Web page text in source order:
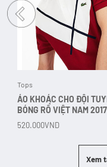
Tops
ÁO KHOÁC CHO ĐỘI
BÓNG RỔ VIỆT NAM 2017
520.000VND
Xem